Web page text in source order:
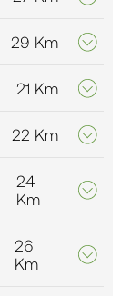
29 Km
21 Km
22 Km
24
Km
26
Km